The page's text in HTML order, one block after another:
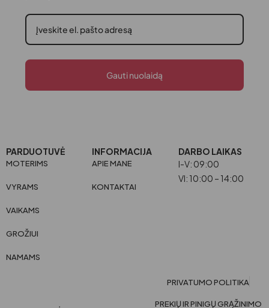
Gauti nuolaidą
PARDUOTUVĖ
MOTERIMS
VYRAMS
VAIKAMS
GROŽIUI
NAMAMS
INFORMACIJA
APIE MANE
KONTAKTAI
DARBO LAIKAS
I-V: 09:00
VI: 10:00 – 14:00
PRIVATUMO POLITIKA
PREKIŲ IR PINIGŲ GRĄŽINIMO